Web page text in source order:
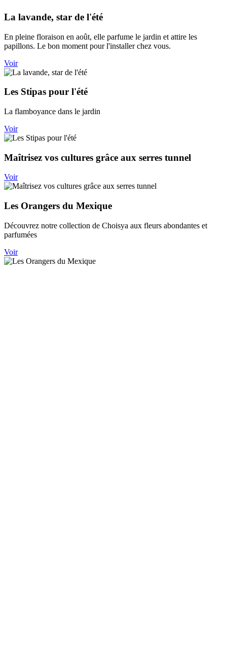
La lavande, star de l'été
En pleine floraison en août, elle parfume le jardin et attire les
papillons. Le bon moment pour l'installer chez vous.
Voir
Les Stipas pour l'été
La flamboyance dans le jardin
Voir
Maîtrisez vos cultures grâce aux serres tunnel
Voir
Les Orangers du Mexique
Découvrez notre collection de Choisya aux fleurs abondantes et
parfumées
Voir